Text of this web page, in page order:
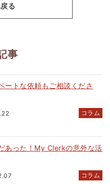
る
事
ートな依頼もご相談くださ
コラム
あった！My Clerkの意外な活
コラム